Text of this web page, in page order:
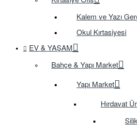
Kalem ve Yazı
Okul Kırtasiyesi
EV & YAŞAM
Bahçe & Yapı Market
Yapı Market
Hırdavat